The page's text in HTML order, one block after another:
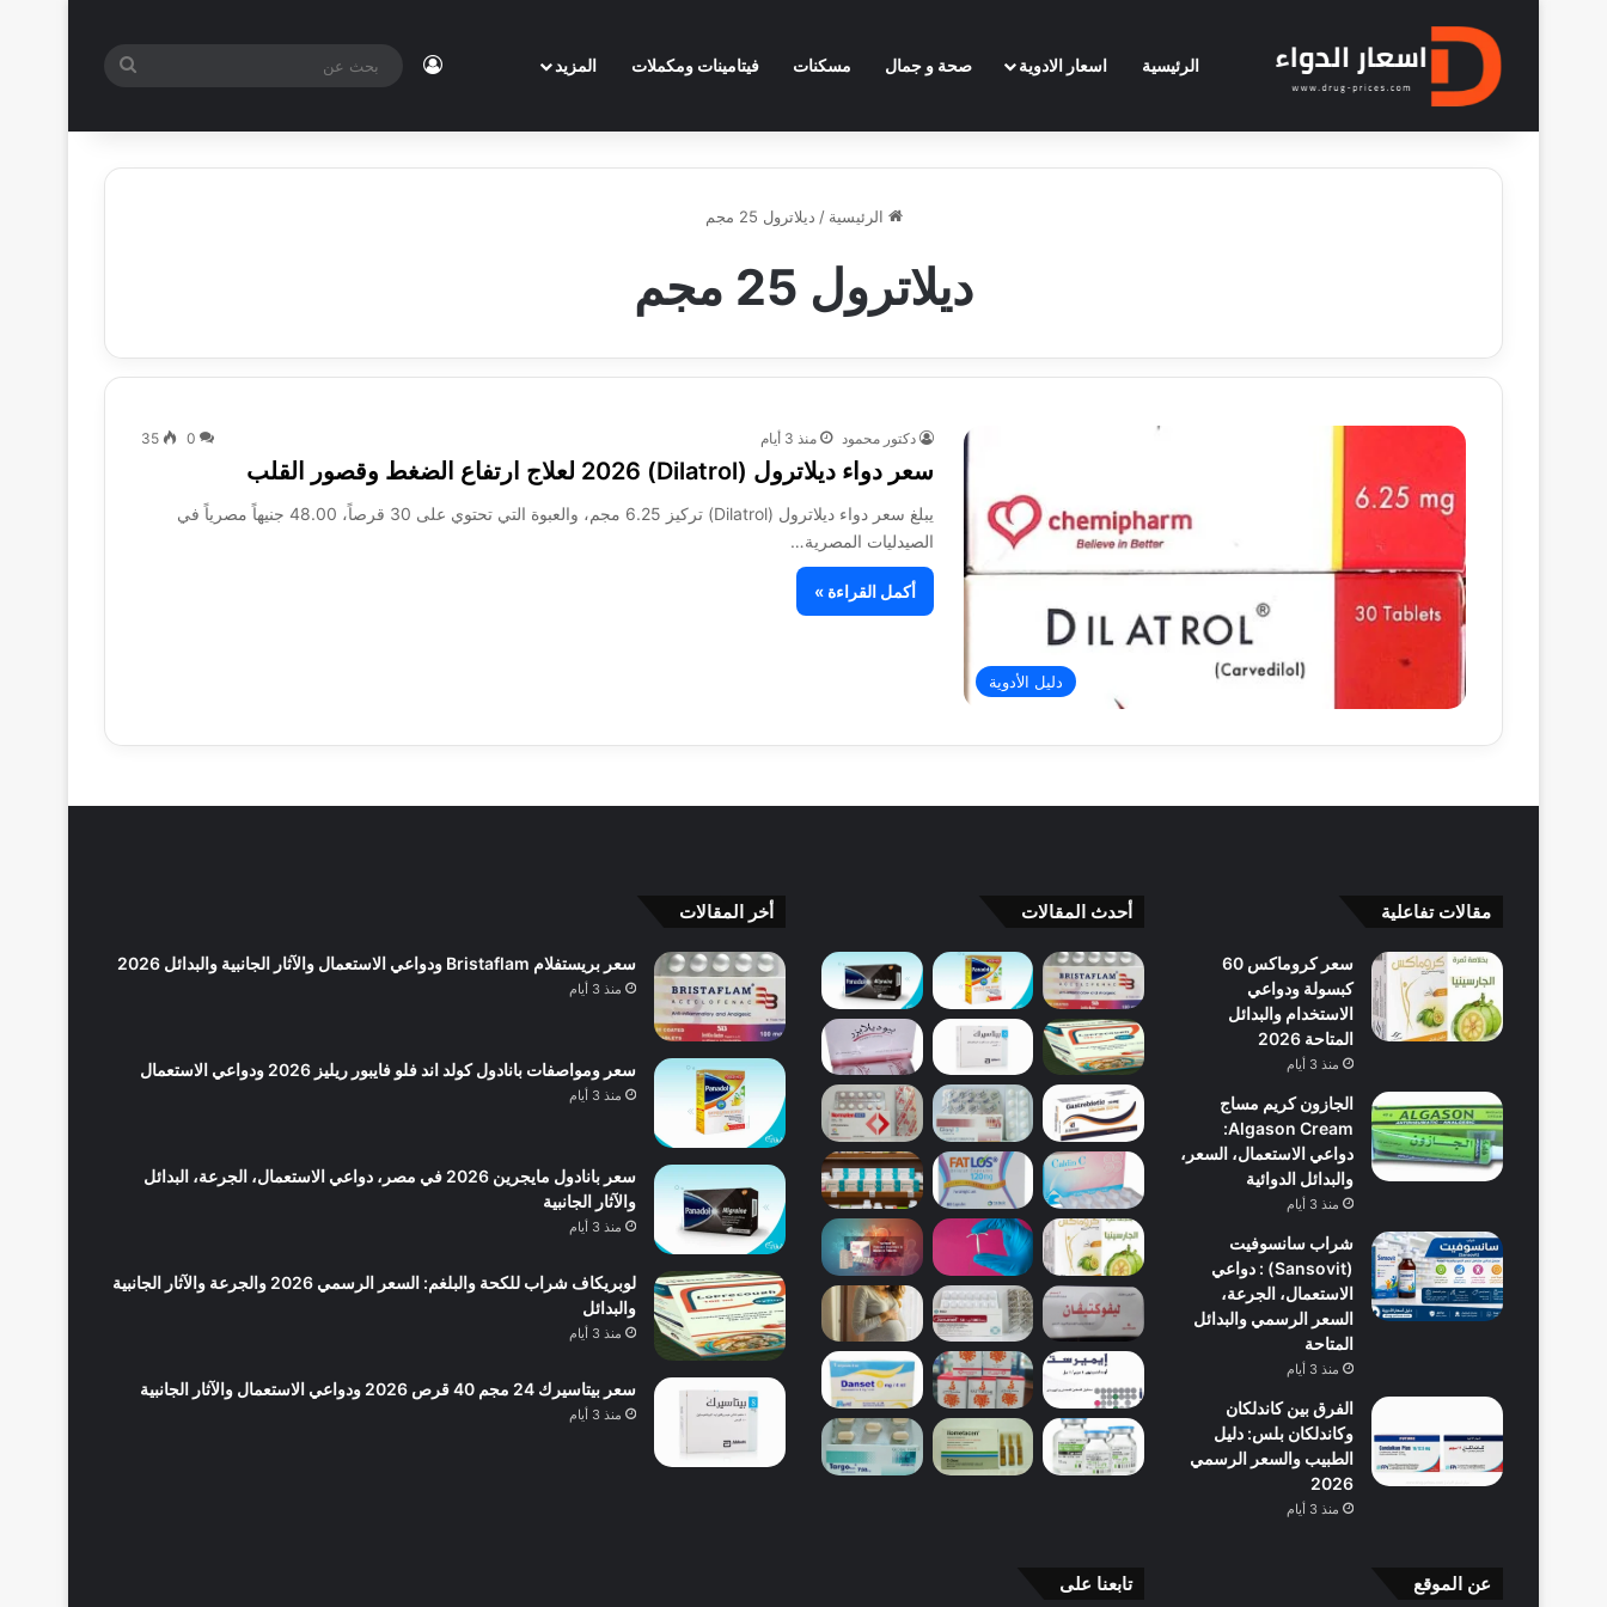
الرئيسية اسعار الادوية صحة و جمال مسكنات فيتامينات ومكملات المزيد تسجيل الدخول
بحث
الرئيسية / ديلاترول 25 مجم
ديلاترول 25 مجم
دليل الأدوية
دكتور محمود منذ 3 أيام 0
35
سعر دواء ديلاترول (Dilatrol) 2026 لعلاج ارتفاع الضغط وقصور القلب
يبلغ سعر دواء ديلاترول (Dilatrol) تركيز 6.25 مجم، والعبوة التي تحتوي على 30 قرصاً، 48.00 جنيهاً مصرياً في
الصيدليات المصرية…
أكمل القراءة »
مقالات تفاعلية
سعر كروماكس 60
كبسولة ودواعي
الاستخدام والبدائل
المتاحة 2026
منذ 3 أيام
الجازون كريم مساج
Algason Cream:
دواعي الاستعمال، السعر،
والبدائل الدوائية
منذ 3 أيام
شراب سانسوفيت
(Sansovit) : دواعي
الاستعمال، الجرعة،
السعر الرسمي والبدائل
المتاحة
منذ 3 أيام
الفرق بين كاندلكان
وكاندلكان بلس: دليل
الطبيب والسعر الرسمي
2026
منذ 3 أيام
أحدث المقالات أخر المقالات
سعر بريستفلام Bristaflam ودواعي الاستعمال والآثار الجانبية والبدائل 2026
منذ 3 أيام
سعر ومواصفات بانادول كولد اند فلو فايبور ريليز 2026 ودواعي الاستعمال
منذ 3 أيام
سعر بانادول مايجرين 2026 في مصر، دواعي الاستعمال، الجرعة، البدائل
والآثار الجانبية
منذ 3 أيام
لوبريكاف شراب للكحة والبلغم: السعر الرسمي 2026 والجرعة والآثار الجانبية
والبدائل
منذ 3 أيام
سعر بيتاسيرك 24 مجم 40 قرص 2026 ودواعي الاستعمال والآثار الجانبية
منذ 3 أيام
عن الموقع تابعنا على